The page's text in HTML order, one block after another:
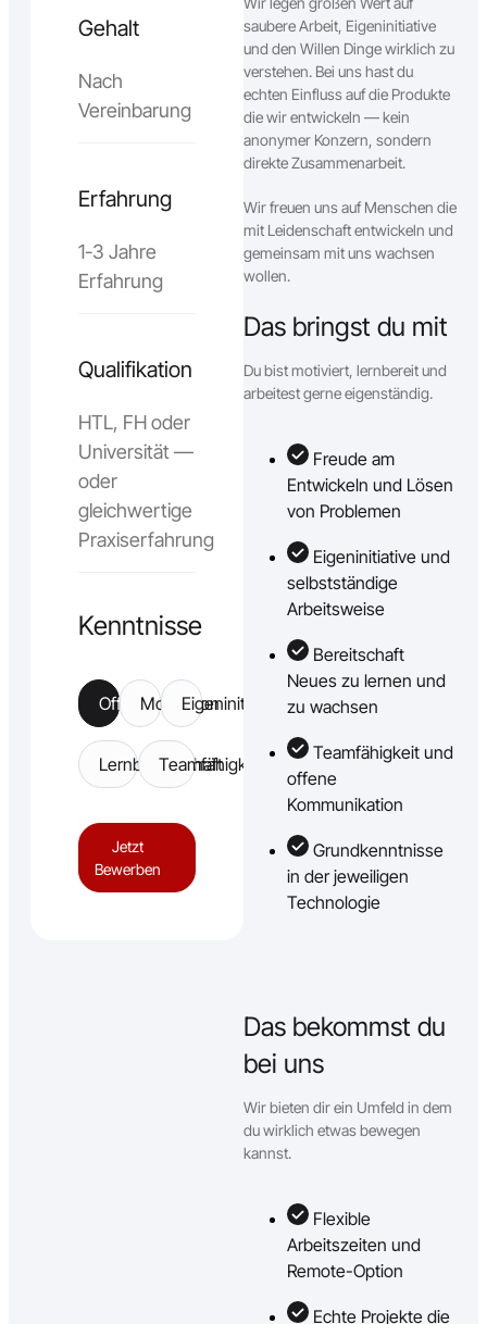
Gehalt
Nach
Vereinbarung
Erfahrung
1-3 Jahre
Erfahrung
Qualifikation
HTL, FH oder
Universität —
oder
gleichwertige
Praxiserfahrung
Kenntnisse
Offen MotivationEigeninitiative
Lernbereitschaft
Teamfähigkeit
Jetzt
Bewerben
saubere Arbeit, Eigeninitiative
und den Willen Dinge wirklich zu
verstehen. Bei uns hast du
echten Einfluss auf die Produkte
die wir entwickeln — kein
anonymer Konzern, sondern
direkte Zusammenarbeit.
Wir freuen uns auf Menschen die
mit Leidenschaft entwickeln und
gemeinsam mit uns wachsen
wollen.
Das bringst du mit
Du bist motiviert, lernbereit und
arbeitest gerne eigenständig.
Freude am
Entwickeln und Lösen
von Problemen
Eigeninitiative und
selbstständige
Arbeitsweise
Bereitschaft
Neues zu lernen und
zu wachsen
Teamfähigkeit und
offene
Kommunikation
Grundkenntnisse
in der jeweiligen
Technologie
Das bekommst du
bei uns
Wir bieten dir ein Umfeld in dem
du wirklich etwas bewegen
kannst.
Flexible
Arbeitszeiten und
Remote-Option
Echte Projekte die